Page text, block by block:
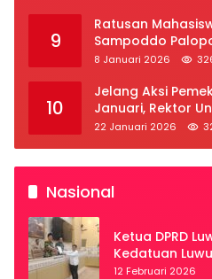
9
Ratusan
Sampoddo
Provinsi Luwu
8 Januari 2026
10
Jelang Aksi
Januari, Rektor
Liburkan
22 Januari 2026
Nasional
Ketua DPRD
Kedatuan
12 Februari 2026